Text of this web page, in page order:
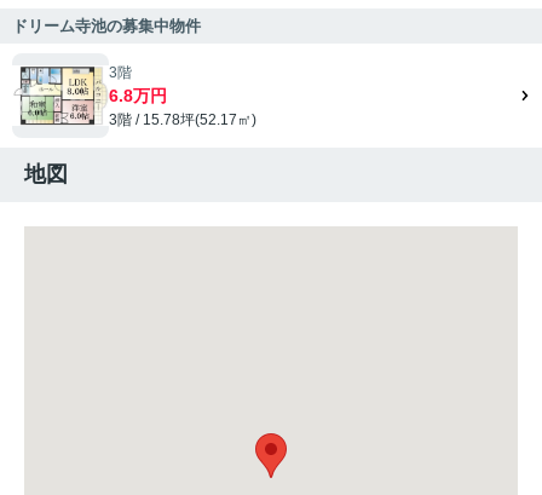
ドリーム寺池の募集中物件
3階
6.8万円
3階 / 15.78坪(52.17㎡)
地図